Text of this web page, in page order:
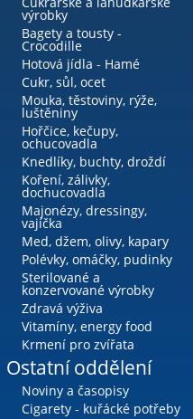
výrobky
Bagety a tousty -
Crocodille
Hotová jídla - Hamé
Cukr, sůl, ocet
Mouka, těstoviny, rýže,
luštěniny
Hořčice, kečupy,
ochucovadla
Knedlíky, buchty, droždí
Koření, zálivky,
dochucovadla
Majonézy, dressingy,
vajíčka
Med, džem, olivy, kapary
Polévky, omáčky, pudinky
Sterilované a
konzervované výrobky
Zdravá výživa
Vitamíny, energy food
Krmení pro zvířata
Ostatní oddělení
Noviny a časopisy
Cigarety - kuřácké potřeby